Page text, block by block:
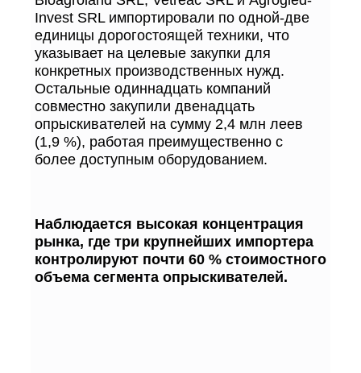
Invest SRL импортировали по одной-две
единицы дорогостоящей техники, что
указывает на целевые закупки для
конкретных производственных нужд.
Остальные одиннадцать компаний
совместно закупили двенадцать
опрыскивателей на сумму 2,4 млн леев
(1,9 %), работая преимущественно с
более доступным оборудованием.
Наблюдается высокая концентрация
рынка, где три крупнейших импортера
контролируют почти 60 % стоимостного
объема сегмента опрыскивателей.